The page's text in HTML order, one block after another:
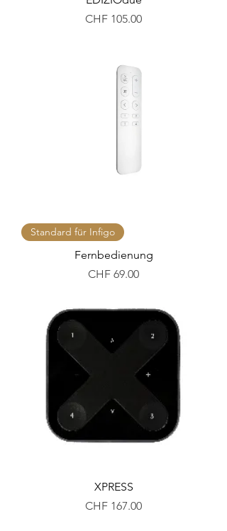
Preis
CHF 105.00
Standard für Infigo
Fernbedienung
Preis
CHF 69.00
XPRESS
Preis
CHF 167.00